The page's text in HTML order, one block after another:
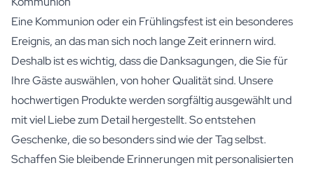
Eine Kommunion oder ein Frühlingsfest ist ein besonderes
Ereignis, an das man sich noch lange Zeit erinnern wird.
Deshalb ist es wichtig, dass die Danksagungen, die Sie für
Ihre Gäste auswählen, von hoher Qualität sind. Unsere
hochwertigen Produkte werden sorgfältig ausgewählt und
mit viel Liebe zum Detail hergestellt. So entstehen
Geschenke, die so besonders sind wie der Tag selbst.
Schaffen Sie bleibende Erinnerungen mit personalisierten